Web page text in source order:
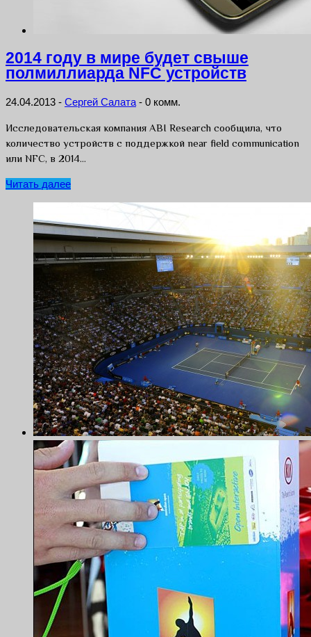
2014 году в мире будет свыше
полмиллиарда NFC устройств
24.04.2013 - Сергей Салата - 0 комм.
Исследовательская компания ABI Research сообщила, что
количество устройств с поддержкой near field communication
или NFC, в 2014…
Читать далее